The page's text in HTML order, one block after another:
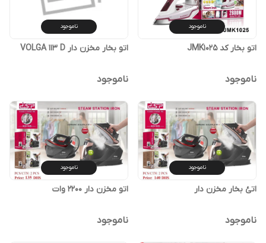
ناموجود
اتو بخار کد JMK1025
ناموجود
ناموجود
اتو بخار مخزن دار VOLGA 113 D
ناموجود
ناموجود
اتئ بخار مخزن دار
ناموجود
ناموجود
اتو مخزن دار 2200 وات
ناموجود